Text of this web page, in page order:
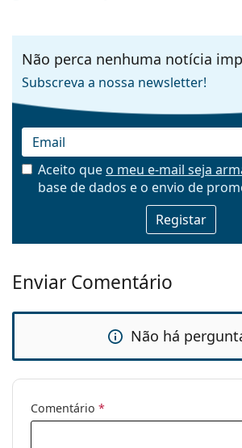
Não perca nenhuma notícia
Subscreva a nossa newsletter!
Email
Aceito queo meu e-mail seja
base de dados e o envio de
Enviar Comentário
Não há
Comentário *